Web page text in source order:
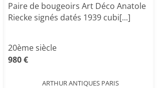
Paire de bougeoirs Art Déco Anatole
Riecke signés datés 1939 cubi[...]
20ème siècle
980 €
ARTHUR ANTIQUES PARIS